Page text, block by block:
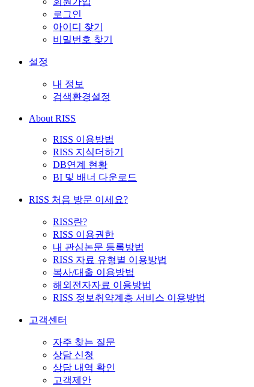
로그인
아이디 찾기
비밀번호 찾기
설정
내 정보
검색환경설정
About RISS
RISS 이용방법
RISS 지식더하기
DB연계 현황
BI 및 배너 다운로드
RISS 처음 방문 이세요?
RISS란?
RISS 이용권한
내 관심논문 등록방법
RISS 자료 유형별 이용방법
복사/대출 이용방법
해외전자자료 이용방법
RISS 정보취약계층 서비스 이용방법
고객센터
자주 찾는 질문
상담 신청
상담 내역 확인
고객제안